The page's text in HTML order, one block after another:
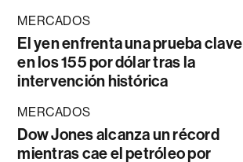
MERCADOS
El yen enfrenta una prueba clave
en los 155 por dólar tras la
intervención histórica
MERCADOS
Dow Jones alcanza un récord
mientras cae el petróleo por